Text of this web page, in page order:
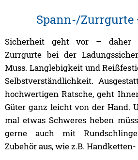
Spann-/Zurrgurte
Sicherheit geht vor – daher
Zurrgurte bei der
Muss. Langlebigkeit und
Selbstverständlichkeit.
hochwertigen Ratsche, geht
Güter ganz leicht von der Hand.
mal etwas Schweres heben
gerne auch mit
Zubehör aus, wie z.B.